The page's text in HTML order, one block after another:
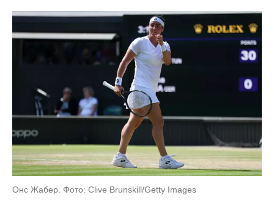
Онс Жабер. Фото: Clive Brunskill/Getty Images